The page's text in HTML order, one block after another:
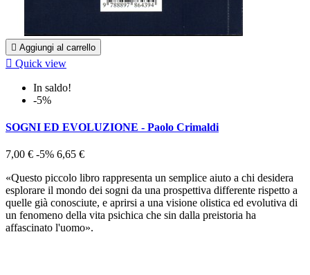
 Aggiungi al carrello
 Quick view
In saldo!
-5%
SOGNI ED EVOLUZIONE - Paolo Crimaldi
7,00 € -5% 6,65 €
«Questo piccolo libro rappresenta un semplice aiuto a chi desidera
esplorare il mondo dei sogni da una prospettiva differente rispetto a
quelle già conosciute, e aprirsi a una visione olistica ed evolutiva di
un fenomeno della vita psichica che sin dalla preistoria ha
affascinato l'uomo».